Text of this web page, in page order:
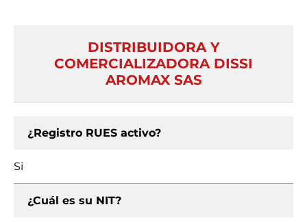
DISTRIBUIDORA Y
COMERCIALIZADORA DISSI
AROMAX SAS
¿Registro RUES activo?
Si
¿Cuál es su NIT?